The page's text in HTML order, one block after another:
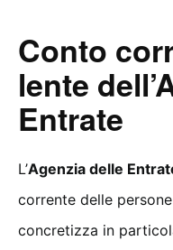
Conto
lente
Entrate
L’Agenzia delle
corrente delle
concretizza in